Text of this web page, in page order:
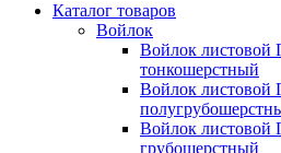
Каталог товаров
Войлок
Войлок листовой
тонкошерстный
Войлок листовой
Войлок листовой
грубошерстный